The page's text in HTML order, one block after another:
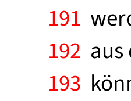
191
192
193